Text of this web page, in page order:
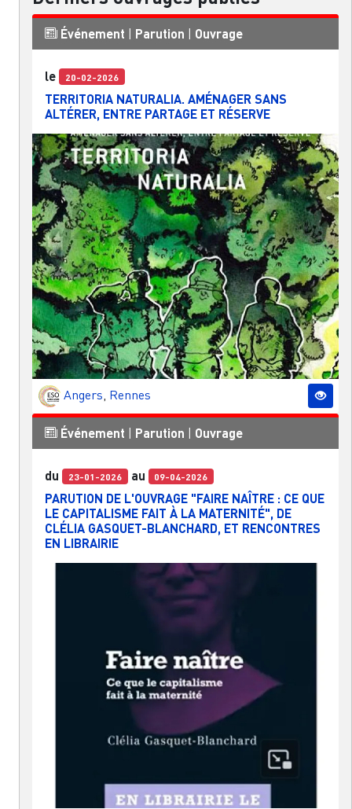
Événement | Parution | Ouvrage
le 20-02-2026
TERRITORIA NATURALIA. AMÉNAGER SANS
ALTÉRER, ENTRE PARTAGE ET RÉSERVE
Angers Rennes
Événement | Parution | Ouvrage
du 23-01-2026 au 09-04-2026
PARUTION DE L'OUVRAGE "FAIRE NAÎTRE : CE QUE
LE CAPITALISME FAIT À LA MATERNITÉ", DE
CLÉLIA GASQUET-BLANCHARD, ET RENCONTRES
EN LIBRAIRIE